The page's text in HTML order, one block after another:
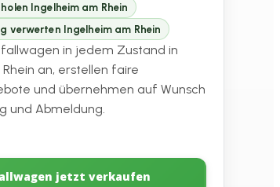
Ingelheim am Rhein
verwerten Ingelheim am Rhein
in jedem Zustand in
an, erstellen faire
und übernehmen auf Wunsch
und Abmeldung.
jetzt verkaufen